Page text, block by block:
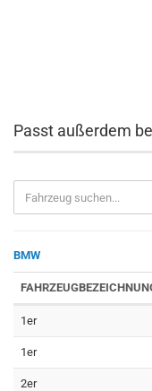
Passt außerdem
BMW
1er
1er
2er